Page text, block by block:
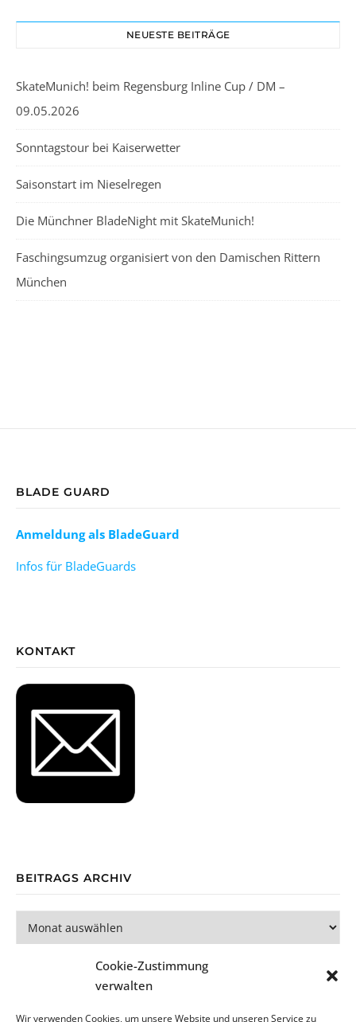
Cookie-Zustimmung
verwalten
Wir verwenden Cookies, um unsere Website und unseren Service zu
NEUESTE BEITRÄGE
SkateMunich! beim Regensburg Inline Cup / DM –
09.05.2026
Sonntagstour bei Kaiserwetter
Saisonstart im Nieselregen
Die Münchner BladeNight mit SkateMunich!
Faschingsumzug organisiert von den Damischen Rittern
München
BLADE GUARD
Anmeldung als BladeGuard
Infos für BladeGuards
KONTAKT
BEITRAGS ARCHIV